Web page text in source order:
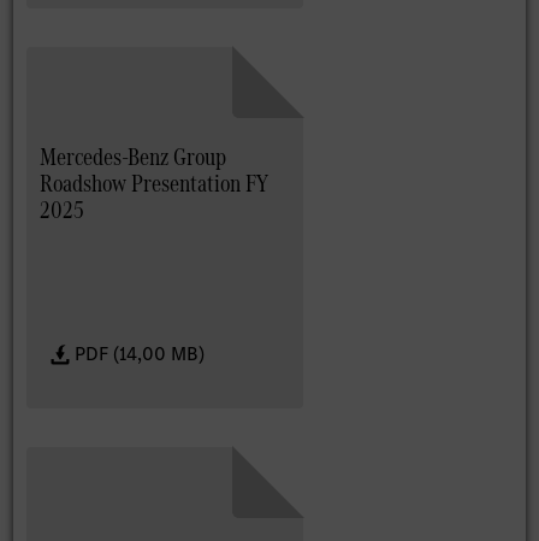
Mercedes-Benz Group
Roadshow Presentation FY
2025
PDF (14,00 MB)